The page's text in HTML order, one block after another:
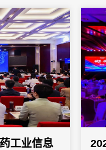
工业信息